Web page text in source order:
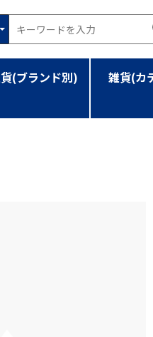
(ブランド別) 雑貨(カ